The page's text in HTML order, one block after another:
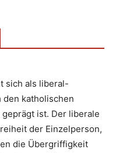
sich als liberal-
katholischen
ist. Der liberale
der Einzelperson,
die Übergriffigkeit